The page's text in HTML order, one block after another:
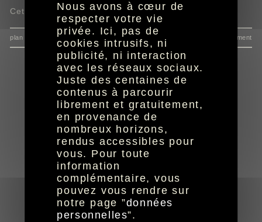
Cette actualité n'est pas disponible.
plan du site données personnelles consentement
© HandiCaPZéro -réalisation aYaline
Nous avons à cœur de
respecter votre vie
privée. Ici, pas de
cookies intrusifs, ni
publicité, ni interaction
avec les réseaux sociaux.
Juste des centaines de
contenus à parcourir
librement et gratuitement,
en provenance de
nombreux horizons,
rendus accessibles pour
vous. Pour toute
information
complémentaire, vous
pouvez vous rendre sur
notre page ”données
personnelles”.